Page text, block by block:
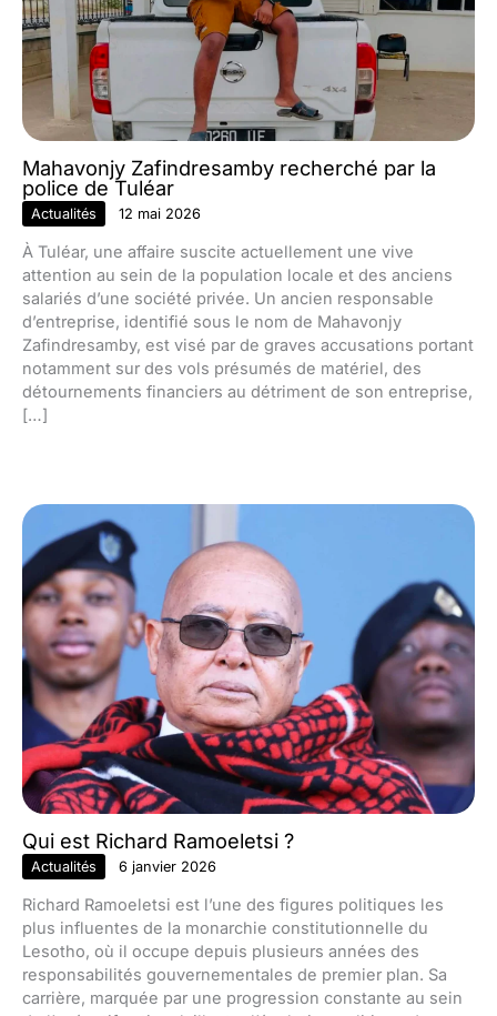
Mahavonjy Zafindresamby recherché par la
police de Tuléar
Actualités 12 mai 2026
À Tuléar, une affaire suscite actuellement une vive
attention au sein de la population locale et des anciens
salariés d’une société privée. Un ancien responsable
d’entreprise, identifié sous le nom de Mahavonjy
Zafindresamby, est visé par de graves accusations portant
notamment sur des vols présumés de matériel, des
détournements financiers au détriment de son entreprise,
[…]
Qui est Richard Ramoeletsi ?
Actualités 6 janvier 2026
Richard Ramoeletsi est l’une des figures politiques les
plus influentes de la monarchie constitutionnelle du
Lesotho, où il occupe depuis plusieurs années des
responsabilités gouvernementales de premier plan. Sa
carrière, marquée par une progression constante au sein